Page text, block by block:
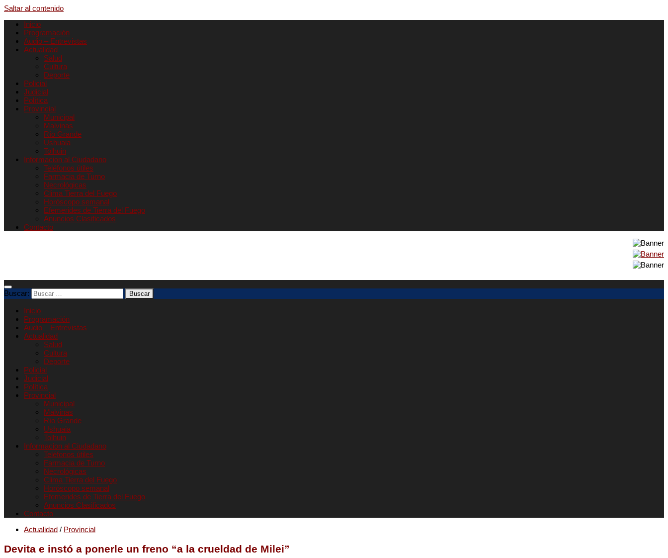
Saltar al contenido
Inicio
Programación
Audio – Entrevistas
Actualidad
Salud
Cultura
Deporte
Policial
Judicial
Política
Provincial
Municipal
Malvinas
Río Grande
Ushuaia
Tolhuin
Informacion al Ciudadano
Teléfonos útiles
Farmacia de Turno
Necrológicas
Clima Tierra del Fuego
Horóscopo semanal
Efemerides de Tierra del Fuego
Anuncios Clasificados
Contacto
Buscar:
Inicio
Programación
Audio – Entrevistas
Actualidad
Salud
Cultura
Deporte
Policial
Judicial
Política
Provincial
Municipal
Malvinas
Río Grande
Ushuaia
Tolhuin
Informacion al Ciudadano
Teléfonos útiles
Farmacia de Turno
Necrológicas
Clima Tierra del Fuego
Horóscopo semanal
Efemerides de Tierra del Fuego
Anuncios Clasificados
Contacto
Actualidad / Provincial
Devita e instó a ponerle un freno “a la crueldad de Milei”